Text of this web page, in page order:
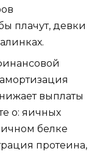
плачут, девки
выплаты
о: яичных
белке
протеина,